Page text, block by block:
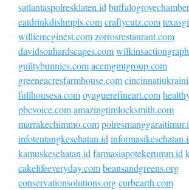
satlantaspolresklaten.id
eatdrinkdishmpls.comcraftycutz.com
williemcginest.comzorrosrestaurant.com
davidsonhardscapes.com
guiltybunnies.comacemgmtgroup.com
greeneacresfarmhouse.com
fullhousesa.comoyaguerefineart.com
pbcvoice.comamazingtimlocksmith.com
marrakechimmo.com
infotentangkesehatan.id
kamuskesehatan.idfarmasiapotekerumm.id
cakelifeeveryday.combeansandgreens.org
conservationsolutions.orgcurbearth.com